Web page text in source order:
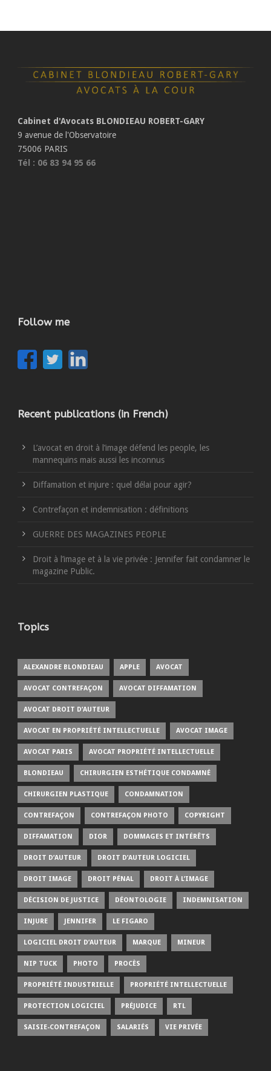
Cabinet d'Avocats BLONDIEAU ROBERT-GARY
9 avenue de l'Observatoire
75006 PARIS
Tél : 06 83 94 95 66
Follow me
Recent publications (in French)
L’avocat en droit à l’image défend les people, les
mannequins mais aussi les inconnus
Diffamation et injure : quel délai pour agir?
Contrefaçon et indemnisation : définitions
GUERRE DES MAGAZINES PEOPLE
Droit à l’image et à la vie privée : Jennifer fait condamner le
magazine Public.
Topics
ALEXANDRE BLONDIEAU APPLE AVOCAT
AVOCAT CONTREFAÇON AVOCAT DIFFAMATION
AVOCAT DROIT D’AUTEUR
AVOCAT EN PROPRIÉTÉ INTELLECTUELLE AVOCAT IMAGE
AVOCAT PARIS AVOCAT PROPRIÉTÉ INTELLECTUELLE
BLONDIEAU CHIRURGIEN ESTHÉTIQUE CONDAMNÉ
CHIRURGIEN PLASTIQUE CONDAMNATION
CONTREFAÇON CONTREFAÇON PHOTO COPYRIGHT
DIFFAMATION DIOR DOMMAGES ET INTÉRÊTS
DROIT D’AUTEUR DROIT D’AUTEUR LOGICIEL
DROIT IMAGE DROIT PÉNAL DROIT À L’IMAGE
DÉCISION DE JUSTICE DÉONTOLOGIE INDEMNISATION
INJURE JENNIFER LE FIGARO
LOGICIEL DROIT D’AUTEUR MARQUE MINEUR
NIP TUCK PHOTO PROCÈS
PROPRIÉTÉ INDUSTRIELLE PROPRIÉTÉ INTELLECTUELLE
PROTECTION LOGICIEL PRÉJUDICE RTL
SAISIE-CONTREFAÇON SALARIÉS VIE PRIVÉE